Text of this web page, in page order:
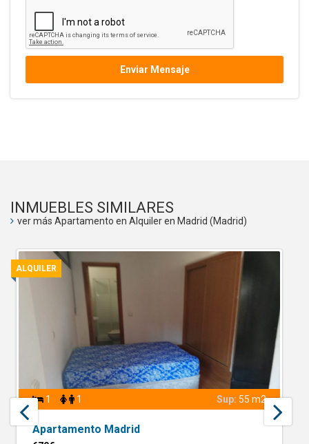
Enviar Mensaje
INMUEBLES SIMILARES
ver más Apartamento en Alquiler en Madrid (Madrid)
ALQUILER
1 1 Sup: 55 m2
Apartamento Madrid